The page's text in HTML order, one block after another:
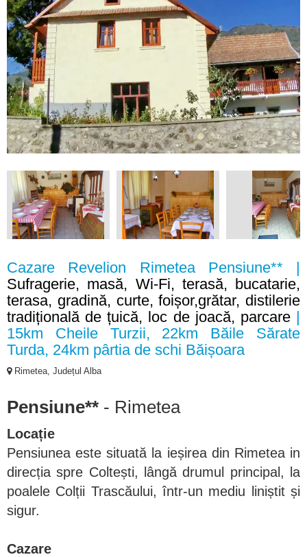
Cazare Revelion Rimetea Pensiune** |
Sufragerie, masă, Wi-Fi, terasă, bucatarie,
terasa, gradină, curte, foișor,grătar, distilerie
tradițională de țuică, loc de joacă, parcare|
15km Cheile Turzii, 22km Băile Sărate
Turda, 24km pârtia de schi Băișoara
Rimetea, Județul Alba
Pensiune** - Rimetea
Locație
Pensiunea este situată la ieșirea din Rimetea in
direcția spre Coltești, lângă drumul principal, la
poalele Colții Trascăului, într-un mediu liniștit și
sigur.
Cazare